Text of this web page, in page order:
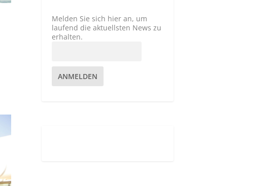
Melden Sie sich hier an, um
laufend die aktuellsten News zu
erhalten.
ANMELDEN